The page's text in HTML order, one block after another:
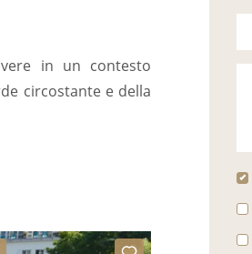
in un contesto
circostante e della